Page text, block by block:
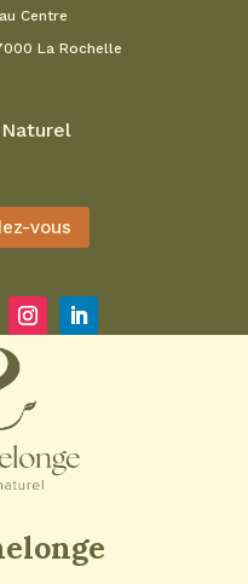
Centre
La Rochelle
vous